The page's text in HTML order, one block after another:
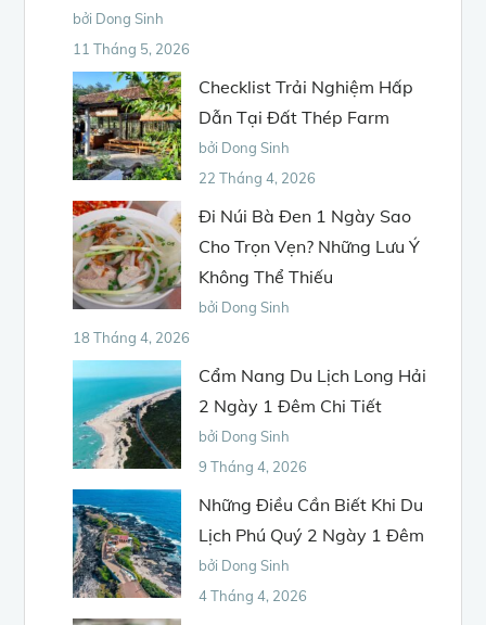
bởi Dong Sinh
11 Tháng 5, 2026
Checklist Trải Nghiệm Hấp
Dẫn Tại Đất Thép Farm
bởi Dong Sinh
22 Tháng 4, 2026
Đi Núi Bà Đen 1 Ngày Sao
Cho Trọn Vẹn? Những Lưu Ý
Không Thể Thiếu
bởi Dong Sinh
18 Tháng 4, 2026
Cẩm Nang Du Lịch Long Hải
2 Ngày 1 Đêm Chi Tiết
bởi Dong Sinh
9 Tháng 4, 2026
Những Điều Cần Biết Khi Du
Lịch Phú Quý 2 Ngày 1 Đêm
bởi Dong Sinh
4 Tháng 4, 2026